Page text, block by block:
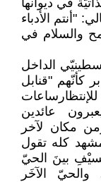
في ديوانها
"أنتم الأدباء
والسلام في
الداخل
كأنّهم "قنابل
عائدين
مكان لآخر
كله تقول
بينَ الحيّ
الآخَر